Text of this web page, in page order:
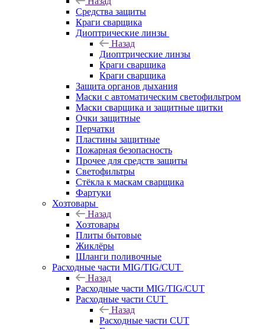
Средства защиты
Краги сварщика
Диоптрические линзы
Назад
Диоптрические линзы
Краги сварщика
Краги сварщика
Защита органов дыхания
Маски с автоматическим светофильтром
Маски сварщика и защитные щитки
Очки защитные
Перчатки
Пластины защитные
Пожарная безопасность
Прочее для средств защиты
Светофильтры
Стёкла к маскам сварщика
Фартуки
Хозтовары
Назад
Хозтовары
Плиты бытовые
Жиклёры
Шланги поливочные
Расходные части MIG/TIG/CUT
Назад
Расходные части MIG/TIG/CUT
Расходные части CUT
Назад
Расходные части CUT